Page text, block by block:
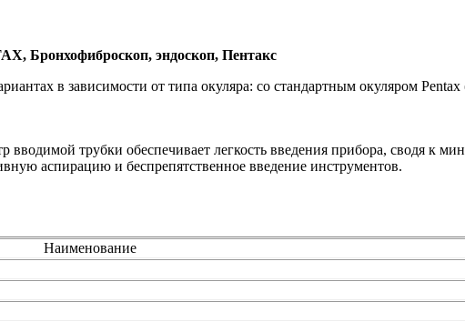
Бронхофиброскоп, эндоскоп, Пентакс
в зависимости от типа окуляра: со стандартным окуляром
трубки обеспечивает легкость введения прибора, сводя к
аспирацию и беспрепятственное введение инструментов.
Наименование